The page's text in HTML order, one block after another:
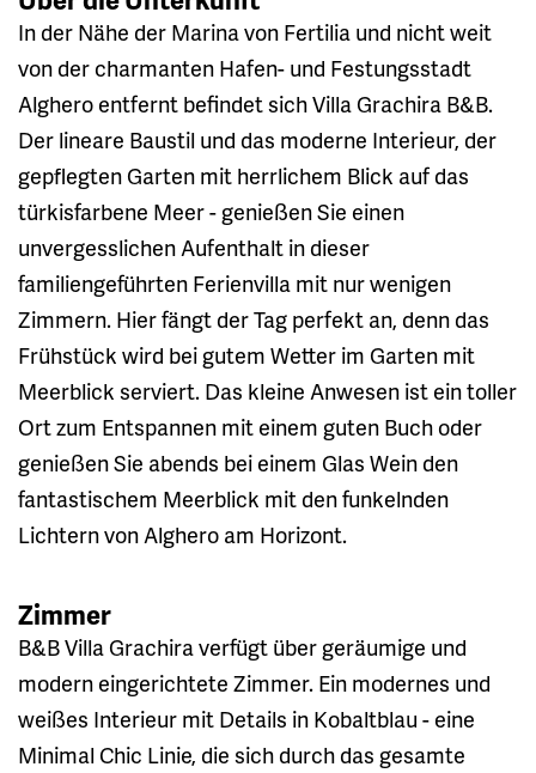
In der Nähe der Marina von Fertilia und nicht weit
von der charmanten Hafen- und Festungsstadt
Alghero entfernt befindet sich Villa Grachira B&B.
Der lineare Baustil und das moderne Interieur, der
gepflegten Garten mit herrlichem Blick auf das
türkisfarbene Meer - genießen Sie einen
unvergesslichen Aufenthalt in dieser
familiengeführten Ferienvilla mit nur wenigen
Zimmern. Hier fängt der Tag perfekt an, denn das
Frühstück wird bei gutem Wetter im Garten mit
Meerblick serviert. Das kleine Anwesen ist ein toller
Ort zum Entspannen mit einem guten Buch oder
genießen Sie abends bei einem Glas Wein den
fantastischem Meerblick mit den funkelnden
Lichtern von Alghero am Horizont.
Zimmer
B&B Villa Grachira verfügt über geräumige und
modern eingerichtete Zimmer. Ein modernes und
weißes Interieur mit Details in Kobaltblau - eine
Minimal Chic Linie, die sich durch das gesamte